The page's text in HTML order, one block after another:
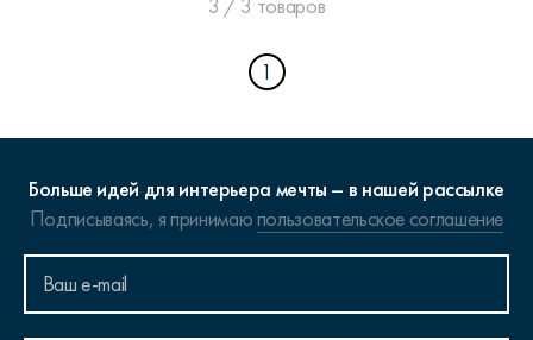
3 / 3 товаров
1
Больше идей для интерьера мечты – в нашей рассылке
Подписываясь, я принимаюпользовательское соглашение